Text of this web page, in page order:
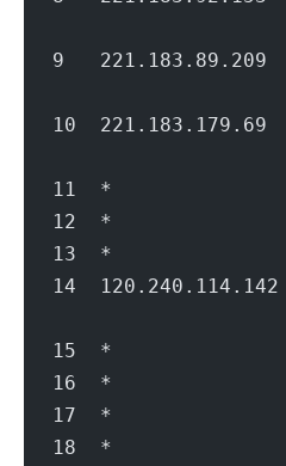
9   221.183.89.209
10
11  *
12  *
13  *
14
15  *
16  *
17  *
18  *